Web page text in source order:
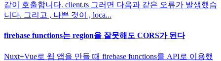
같이 호출합니다. client.ts 그러면 다음과 같은 오류가 발생했습
니다. 그리고 , 나쁜 것이 , loca...
firebase functions는 region을 잘못해도 CORS가 된다
Nuxt+Vue로 웹 앱을 만들 때 firebase functions를 API로 이용했